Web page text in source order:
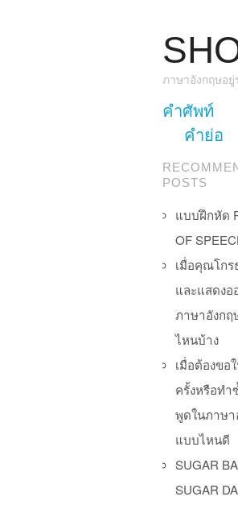
ภาษาอังกฤษอยู่
skip to
คำศัพท์
คำย่อ
POSTS
แบบฝึกหัด
OF
เมื่อคุณโกร
และแสดงอ
ภาษาอังก
ไหนบ้าง
เมื่อต้องขอ
ครั้งหรือทำ
พูดในภาษา
แบบไหนดี
SUGAR
SUGAR